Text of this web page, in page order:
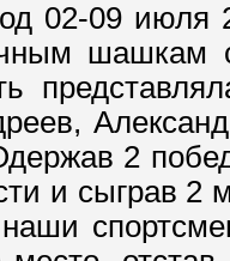
02-09 июля
шашкам
2
и сыграв 2